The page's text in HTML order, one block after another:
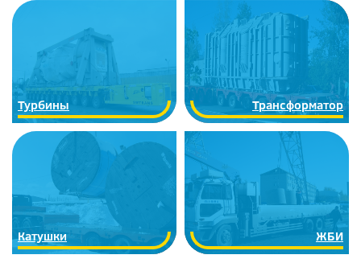
Турбины Трансформатор
Катушки ЖБИ